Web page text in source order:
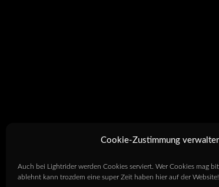
Cookie-Zustimmung
Auch bei Lightrider werden Cookies serviert. Wer Cookies mag
ablehnt kann trozdem eine super Zeit haben hier auf der Website!